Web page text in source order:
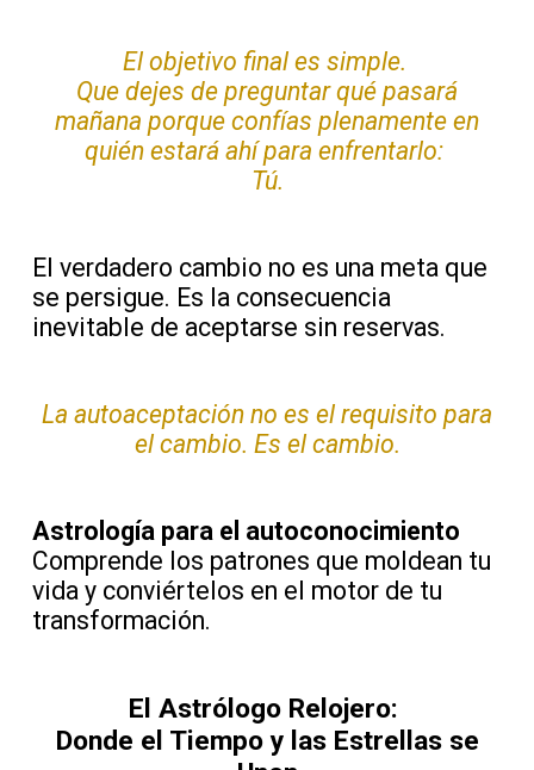
El objetivo final es simple.
Que dejes de preguntar qué pasará
mañana porque confías plenamente en
quién estará ahí para enfrentarlo:
Tú.
El verdadero cambio no es una meta que
se persigue. Es la consecuencia
inevitable de aceptarse sin reservas.
La autoaceptación no es el requisito para
el cambio. Es el cambio.
Astrología para el autoconocimiento
Comprende los patrones que moldean tu
vida y conviértelos en el motor de tu
transformación.
El Astrólogo Relojero:
Donde el Tiempo y las Estrellas se